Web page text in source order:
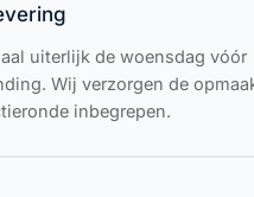
uiterlijk de woensdag vóór
Wij verzorgen de
inbegrepen.